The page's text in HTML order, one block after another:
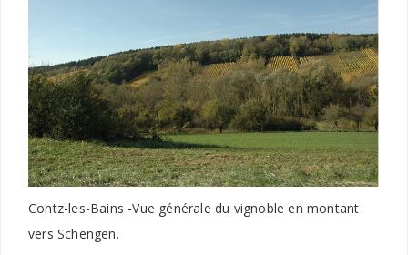
Contz-les-Bains -Vue générale du vignoble en montant
vers Schengen.